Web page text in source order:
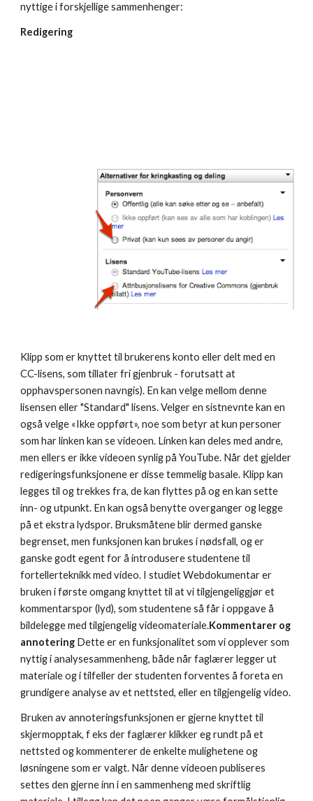
nyttige i forskjellige sammenhenger:
Redigering
Klipp som er knyttet til brukerens konto eller delt med en
CC-lisens, som tillater fri gjenbruk - forutsatt at
opphavspersonen navngis). En kan velge mellom denne
lisensen eller "Standard" lisens. Velger en sistnevnte kan en
også velge «Ikke oppført», noe som betyr at kun personer
som har linken kan se videoen. Linken kan deles med andre,
men ellers er ikke videoen synlig på YouTube. Når det gjelder
redigeringsfunksjonene er disse temmelig basale. Klipp kan
legges til og trekkes fra, de kan flyttes på og en kan sette
inn- og utpunkt. En kan også benytte overganger og legge
på et ekstra lydspor. Bruksmåtene blir dermed ganske
begrenset, men funksjonen kan brukes i nødsfall, og er
ganske godt egent for å introdusere studentene til
fortellerteknikk med video. I studiet Webdokumentar er
bruken i første omgang knyttet til at vi tilgjengeliggjør et
kommentarspor (lyd), som studentene så får i oppgave å
bildelegge med tilgjengelig videomateriale.Kommentarer og
annotering Dette er en funksjonalitet som vi opplever som
nyttig i analysesammenheng, både når faglærer legger ut
materiale og i tilfeller der studenten forventes å foreta en
grundigere analyse av et nettsted, eller en tilgjengelig video.
Bruken av annoteringsfunksjonen er gjerne knyttet til
skjermopptak, f eks der faglærer klikker eg rundt på et
nettsted og kommenterer de enkelte mulighetene og
løsningene som er valgt. Når denne videoen publiseres
settes den gjerne inn i en sammenheng med skriftlig